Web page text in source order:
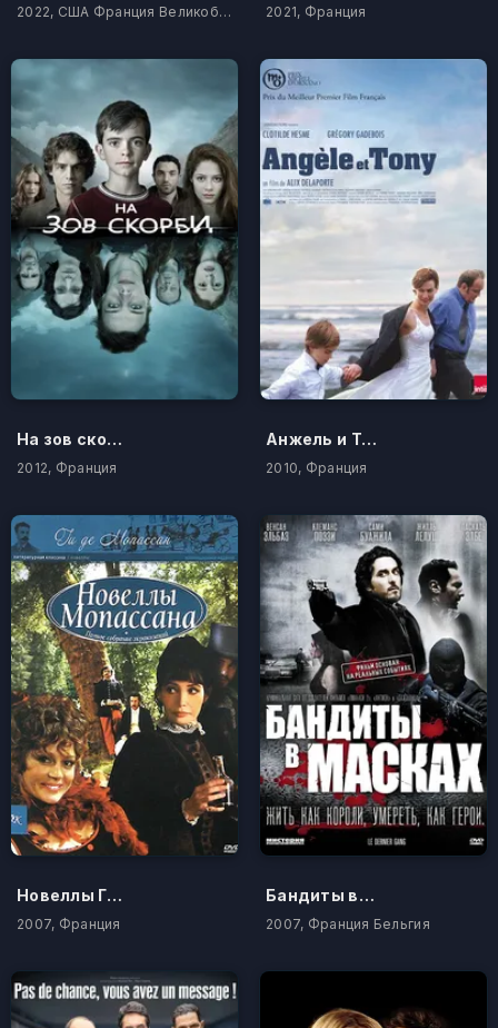
2022, США Франция Великобритания Япония 2021, Франция
На зов скорби
2012, Франция
Анжель и Тони
2010, Франция
Новеллы Ги Де Мопассана
2007, Франция
Бандиты в масках
2007, Франция Бельгия